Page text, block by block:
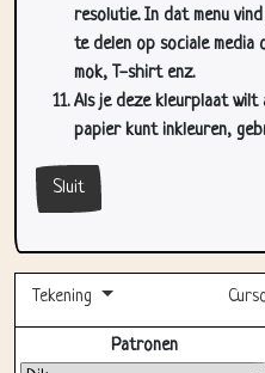
resolutie. In dat menu
te delen op sociale
mok, T-shirt enz.
Als je deze kleurplaat
papier kunt inkleuren,
Sluit
Tekening
Patronen